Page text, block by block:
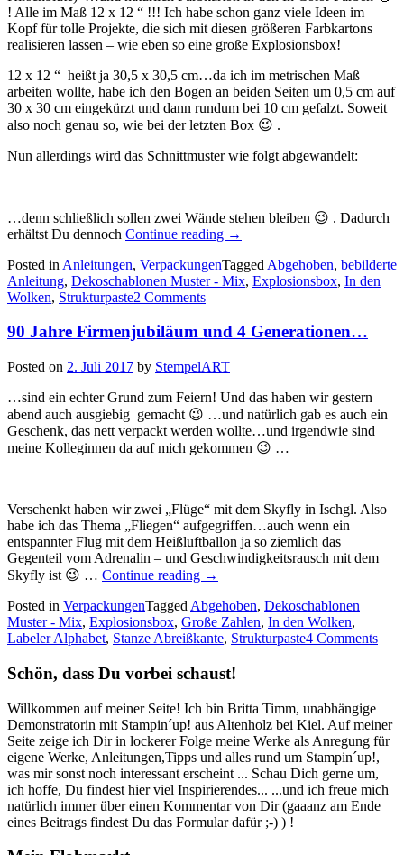
! Alle im Maß 12 x 12 “ !!! Ich habe schon ganz viele Ideen im
Kopf für tolle Projekte, die sich mit diesen größeren Farbkartons
realisieren lassen – wie eben so eine große Explosionsbox!
12 x 12 “ heißt ja 30,5 x 30,5 cm…da ich im metrischen Maß
arbeiten wollte, habe ich den Bogen an beiden Seiten um 0,5 cm auf
30 x 30 cm eingekürzt und dann rundum bei 10 cm gefalzt. Soweit
also noch genau so, wie bei der letzten Box 😉 .
Nun allerdings wird das Schnittmuster wie folgt abgewandelt:
…denn schließlich sollen zwei Wände stehen bleiben 😉 . Dadurch
erhältst Du dennoch Continue reading „Die
für
die
Wänden“…“
→
Posted in Anleitungen, VerpackungenTagged Abgehoben, bebilderte
Anleitung, Dekoschablonen Muster - Mix, Explosionsbox, In den
Wolken, Strukturpaste2 Comments
90 Jahre Firmenjubiläum und 4 Generationen…
Posted on 2. Juli 2017 by StempelART
…sind ein echter Grund zum Feiern! Und das haben wir gestern
abend auch ausgiebig gemacht 😉 …und natürlich gab es auch ein
Geschenk, das nett verpackt werden wollte…und irgendwie sind
meine Kolleginnen da auf mich gekommen 😉 …
Verschenkt haben wir zwei „Flüge“ mit dem Skyfly in Ischgl. Also
habe ich das Thema „Fliegen“ aufgegriffen…auch wenn ein
entspannter Flug mit dem Heißluftballon ja so ziemlich das
Gegenteil vom Adrenalin – und Geschwindigkeitsrausch mit dem
Skyfly ist 😉 … Continue reading
„90
Firmenjubiläum
und
4
→
Posted in VerpackungenTagged Abgehoben, Dekoschablonen
Muster - Mix, Explosionsbox, Große Zahlen, In den Wolken,
Labeler Alphabet, Stanze Abreißkante, Strukturpaste4 Comments
Schön, dass Du vorbei schaust!
Willkommen auf meiner Seite! Ich bin Britta Timm, unabhängige
Demonstratorin mit Stampin´up! aus Altenholz bei Kiel. Auf meiner
Seite zeige ich Dir in lockerer Folge meine Werke als Anregung für
eigene Werke, Anleitungen,Tipps und alles rund um Stampin´up!,
was mir sonst noch interessant erscheint ... Schau Dich gerne um,
ich hoffe, Du findest hier viel Inspirierendes... ...und ich freue mich
natürlich immer über einen Kommentar von Dir (gaaanz am Ende
eines Beitrags findest Du das Formular dafür ;-) ) !